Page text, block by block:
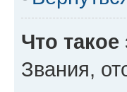
Что
Звания,